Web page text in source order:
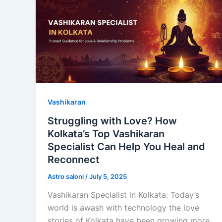
Vashikaran
Struggling with Love? How
Kolkata’s Top Vashikaran
Specialist Can Help You Heal and
Reconnect
Astro saloni /July 5, 2025
Vashikaran Specialist in Kolkata: Today’s
world is awash with technology the love